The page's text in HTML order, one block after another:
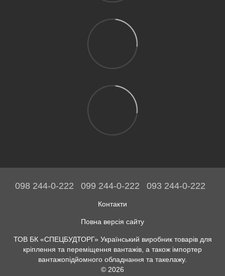
098 244-0-222 099 244-0-222 093 244-0-222
Контакти
Повна версія сайту
ТОВ БК «СПЕЦБУДТОРГ» Український виробник товарів для
кріплення та переміщення вантажів, а також імпортер
вантажопідйомного обладнання та такелажу.
© 2026